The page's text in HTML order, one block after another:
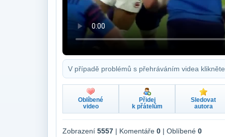
V případě problémů s přehráváním videa klikněte
Oblíbené
video
Přidej
k přátelům
Sledovat
autora
Zobrazení 5557 | Komentáře 0 | Oblíbené 0